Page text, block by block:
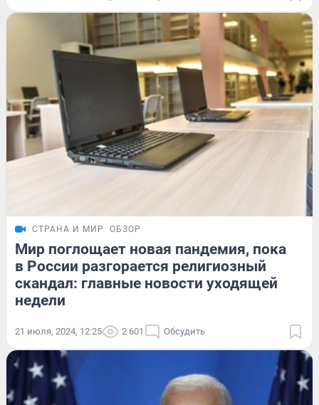
СТРАНА И МИР ОБЗОР
Мир поглощает новая пандемия, пока
в России разгорается религиозный
скандал: главные новости уходящей
недели
21 июля, 2024, 12:25 2 601 Обсудить